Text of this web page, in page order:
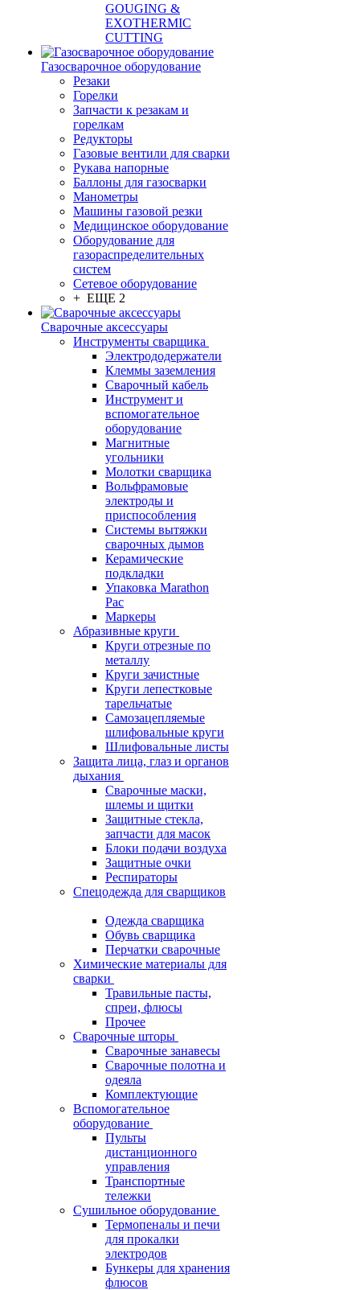
GOUGING &
EXOTHERMIC
CUTTING
Газосварочное оборудование
Резаки
Горелки
Запчасти к резакам и
горелкам
Редукторы
Газовые вентили для сварки
Рукава напорные
Баллоны для газосварки
Манометры
Машины газовой резки
Медицинское оборудование
Оборудование для
газораспределительных
систем
Сетевое оборудование
+ ЕЩЕ 2
Сварочные аксессуары
Инструменты сварщика
Электрододержатели
Клеммы заземления
Сварочный кабель
Инструмент и
вспомогательное
оборудование
Магнитные
угольники
Молотки сварщика
Вольфрамовые
электроды и
приспособления
Системы вытяжки
сварочных дымов
Керамические
подкладки
Упаковка Marathon
Pac
Маркеры
Абразивные круги
Круги отрезные по
металлу
Круги зачистные
Круги лепестковые
тарельчатые
Самозацепляемые
шлифовальные круги
Шлифовальные листы
Защита лица, глаз и органов
дыхания
Сварочные маски,
шлемы и щитки
Защитные стекла,
запчасти для масок
Блоки подачи воздуха
Защитные очки
Респираторы
Спецодежда для сварщиков
Одежда сварщика
Обувь сварщика
Перчатки сварочные
Химические материалы для
сварки
Травильные пасты,
спреи, флюсы
Прочее
Сварочные шторы
Сварочные занавесы
Сварочные полотна и
одеяла
Комплектующие
Вспомогательное
оборудование
Пульты
дистанционного
управления
Транспортные
тележки
Сушильное оборудование
Термопеналы и печи
для прокалки
электродов
Бункеры для хранения
флюсов